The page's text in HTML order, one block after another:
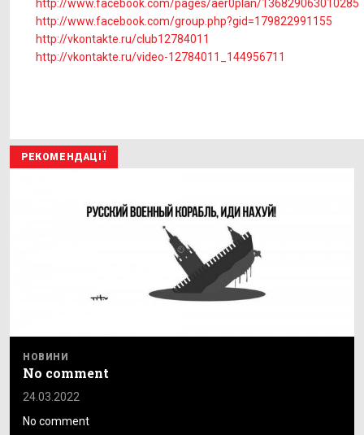
http://www.facebook.com/pages/aer0plan/136829063010285
http://www.facebook.com/group.php?gid=179822991155
http://vkontakte.ru/club12784011
http://vkontakte.ru/video-12784011_144956711
РЕКОМЕНДАЦІЇ
НОВИНИ
No comment
24.03.2022
No comment